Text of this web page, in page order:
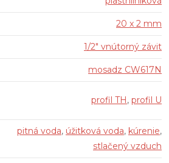
20 x 2 mm
1/2" vnútorný závit
mosadz CW617N
profil TH, profil U
pitná voda, úžitková voda, kúrenie,
stlačený vzduch